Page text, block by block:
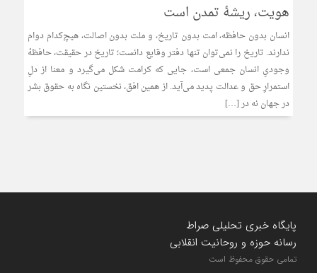
هویت، ریشهٔ تمدن است
انسان بدون حافظه، امت بدون تاریخ، و ملت بدون اصالت، هیچ‌کدام دوام
ندارند. تاریخ را نمی‌توان تنها دفتر وقایع دانست؛ تاریخ در حقیقت، حافظهٔ
وجودیِ انسان جمعی است، جایی که کرامت شکل می‌گیرد و معنا از دلِ
استمرارِ حق و عدالت پدید می‌آید. از همین افق، نخستین نگاه به حقوق بشر
در جهان نه در […]
پایگاه خبری تحلیلی صراط
رسانه حوزه و روحانیت انقلابی
تمامی حقوق محفوظ است